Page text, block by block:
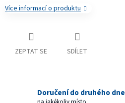
Více informací o produktu
ZEPTAT SE SDÍLET
Doručení do druhého dne